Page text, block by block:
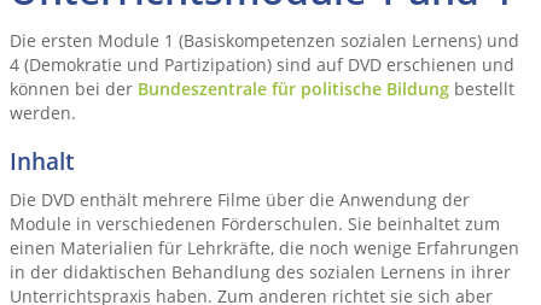
Die ersten Module 1 (Basiskompetenzen sozialen Lernens) und
4 (Demokratie und Partizipation) sind auf DVD erschienen und
können bei der Bundeszentrale für politische Bildung bestellt
werden.
Inhalt
Die DVD enthält mehrere Filme über die Anwendung der
Module in verschiedenen Förderschulen. Sie beinhaltet zum
einen Materialien für Lehrkräfte, die noch wenige Erfahrungen
in der didaktischen Behandlung des sozialen Lernens in ihrer
Unterrichtspraxis haben. Zum anderen richtet sie sich aber